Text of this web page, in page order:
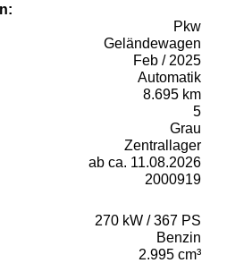
Pkw
Geländewagen
Feb / 2025
Automatik
8.695 km
5
Grau
Zentrallager
ab ca. 11.08.2026
2000919
270 kW / 367 PS
Benzin
2.995 cm³